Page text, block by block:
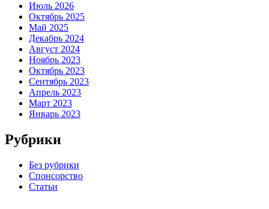
Июль 2026
Октябрь 2025
Май 2025
Декабрь 2024
Август 2024
Ноябрь 2023
Октябрь 2023
Сентябрь 2023
Апрель 2023
Март 2023
Январь 2023
Рубрики
Без рубрики
Спонсорство
Статьи